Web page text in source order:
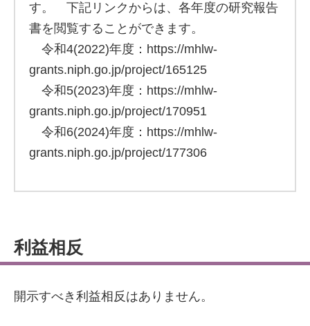
す。 下記リンクからは、各年度の研究報告
書を閲覧することができます。
令和4(2022)年度：https://mhlw-
grants.niph.go.jp/project/165125
令和5(2023)年度：https://mhlw-
grants.niph.go.jp/project/170951
令和6(2024)年度：https://mhlw-
grants.niph.go.jp/project/177306
利益相反
開示すべき利益相反はありません。